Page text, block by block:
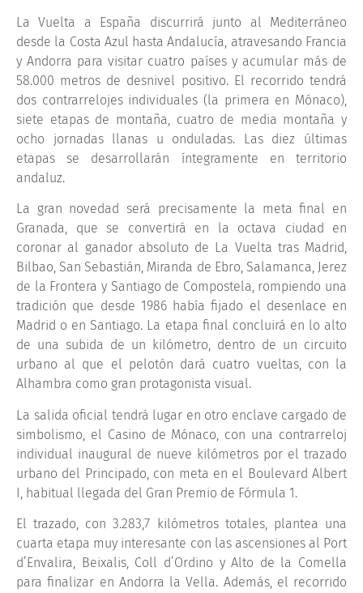
La Vuelta a España discurrirá junto al Mediterráneo
desde la Costa Azul hasta Andalucía, atravesando Francia
y Andorra para visitar cuatro países y acumular más de
58.000 metros de desnivel positivo. El recorrido tendrá
dos contrarrelojes individuales (la primera en Mónaco),
siete etapas de montaña, cuatro de media montaña y
ocho jornadas llanas u onduladas. Las diez últimas
etapas se desarrollarán íntegramente en territorio
andaluz.
La gran novedad será precisamente la meta final en
Granada, que se convertirá en la octava ciudad en
coronar al ganador absoluto de La Vuelta tras Madrid,
Bilbao, San Sebastián, Miranda de Ebro, Salamanca, Jerez
de la Frontera y Santiago de Compostela, rompiendo una
tradición que desde 1986 había fijado el desenlace en
Madrid o en Santiago. La etapa final concluirá en lo alto
de una subida de un kilómetro, dentro de un circuito
urbano al que el pelotón dará cuatro vueltas, con la
Alhambra como gran protagonista visual.
La salida oficial tendrá lugar en otro enclave cargado de
simbolismo, el Casino de Mónaco, con una contrarreloj
individual inaugural de nueve kilómetros por el trazado
urbano del Principado, con meta en el Boulevard Albert
I, habitual llegada del Gran Premio de Fórmula 1.
El trazado, con 3.283,7 kilómetros totales, plantea una
cuarta etapa muy interesante con las ascensiones al Port
d’Envalira, Beixalis, Coll d’Ordino y Alto de la Comella
para finalizar en Andorra la Vella. Además, el recorrido